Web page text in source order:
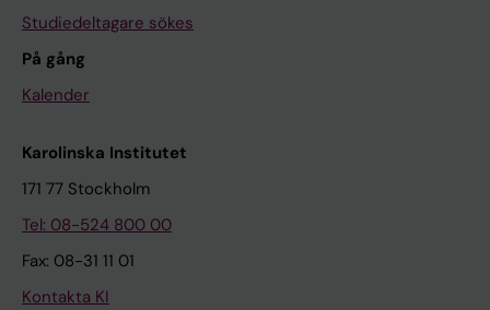
Studiedeltagare sökes
På gång
Kalender
Karolinska Institutet
171 77 Stockholm
Tel: 08-524 800 00
Fax: 08-31 11 01
Kontakta KI